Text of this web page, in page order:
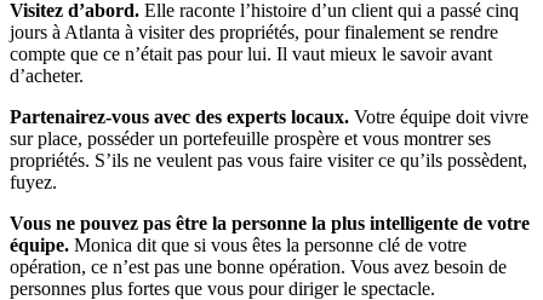
Visitez d’abord. Elle raconte l’histoire d’un client qui a passé cinq
jours à Atlanta à visiter des propriétés, pour finalement se rendre
compte que ce n’était pas pour lui. Il vaut mieux le savoir avant
d’acheter.
Partenairez-vous avec des experts locaux. Votre équipe doit vivre
sur place, posséder un portefeuille prospère et vous montrer ses
propriétés. S’ils ne veulent pas vous faire visiter ce qu’ils possèdent,
fuyez.
Vous ne pouvez pas être la personne la plus intelligente de votre
équipe. Monica dit que si vous êtes la personne clé de votre
opération, ce n’est pas une bonne opération. Vous avez besoin de
personnes plus fortes que vous pour diriger le spectacle.